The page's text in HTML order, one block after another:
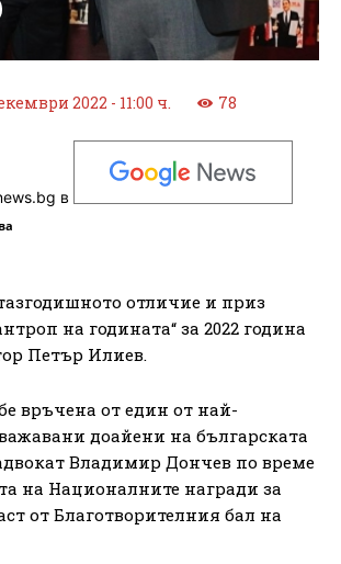
2022 - 11:00 ч. 78
в
отличие и приз
на годината“ за 2022 година
Петър Илиев.
връчена от един от най-
доайени на българската
Владимир Дончев по време
на Националните награди за
от Благотворителния бал на